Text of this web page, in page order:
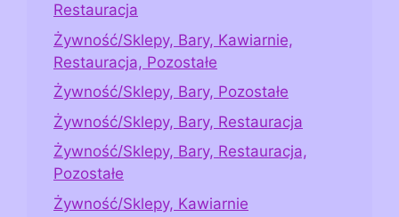
Restauracja
Żywność/Sklepy, Bary, Kawiarnie,
Restauracja, Pozostałe
Żywność/Sklepy, Bary, Pozostałe
Żywność/Sklepy, Bary, Restauracja
Żywność/Sklepy, Bary, Restauracja,
Pozostałe
Żywność/Sklepy, Kawiarnie